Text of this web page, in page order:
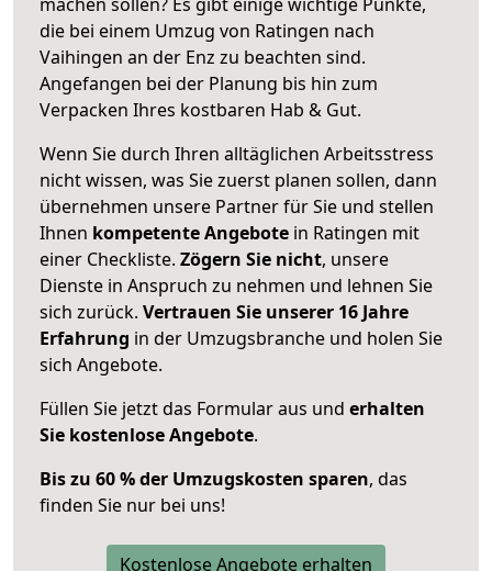
die bei einem Umzug von Ratingen nach
Vaihingen an der Enz zu beachten sind.
Angefangen bei der Planung bis hin zum
Verpacken Ihres kostbaren Hab & Gut.
Wenn Sie durch Ihren alltäglichen Arbeitsstress
nicht wissen, was Sie zuerst planen sollen, dann
übernehmen unsere Partner für Sie und stellen
Ihnen kompetente Angebote in Ratingen mit
einer Checkliste. Zögern Sie nicht, unsere
Dienste in Anspruch zu nehmen und lehnen Sie
sich zurück. Vertrauen Sie unserer 16 Jahre
Erfahrung in der Umzugsbranche und holen Sie
sich Angebote.
Füllen Sie jetzt das Formular aus und erhalten
Sie kostenlose Angebote.
Bis zu 60 % der Umzugskosten sparen, das
finden Sie nur bei uns!
Kostenlose Angebote erhalten